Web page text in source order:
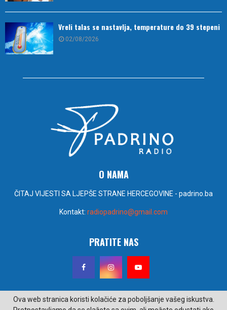
Vreli talas se nastavlja, temperature do 39 stepeni
02/08/2026
O NAMA
ČITAJ VIJESTI SA LJEPŠE STRANE HERCEGOVINE - padrino.ba
Kontakt: radiopadrino@gmail.com
PRATITE NAS
Ova web stranica koristi kolačiće za poboljšanje vašeg iskustva.